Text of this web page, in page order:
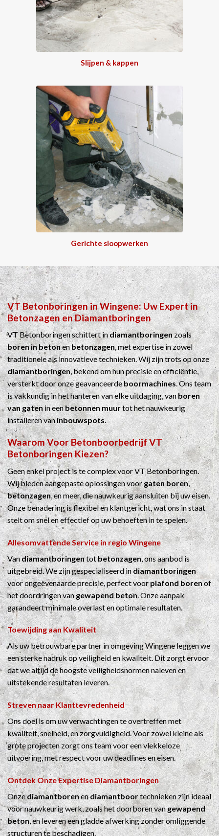
Slijpen & kappen
Gerichte sloopwerken
VT BetonboringeninWingene: Uw Expert in
BetonzagenenDiamantboringen
VT Betonboringen schittert indiamantboringenzoals
boren in betonenbetonzagen, met expertise in zowel
traditionele als innovatieve technieken. Wij zijn trots op onze
diamantboringen, bekend om hun precisie en efficiëntie,
versterkt door onze geavanceerdeboormachines. Ons team
is vakkundig in het hanteren van elke uitdaging, vanboren
van gatenin eenbetonnen muurtot het nauwkeurig
installeren vaninbouwspots.
Waarom VoorBetonboorbedrijfVT
Betonboringen Kiezen?
Geen enkel project is te complex voor VT Betonboringen.
Wij bieden aangepaste oplossingen voorgaten boren,
betonzagen, en meer, die nauwkeurig aansluiten bij uw eisen.
Onze benadering is flexibel en klantgericht, wat ons in staat
stelt om snel en effectief op uw behoeften in te spelen.
Allesomvattende Service in regio Wingene
Vandiamantboringentotbetonzagen, ons aanbod is
uitgebreid. We zijn gespecialiseerd indiamantboringen
voor ongeëvenaarde precisie, perfect voorplafond borenof
het doordringen vangewapend beton. Onze aanpak
garandeert minimale overlast en optimale resultaten.
Toewijding aan Kwaliteit
Als uw betrouwbare partner in omgeving Wingene leggen we
een sterke nadruk op veiligheid en kwaliteit. Dit zorgt ervoor
dat we altijd de hoogste veiligheidsnormen naleven en
uitstekende resultaten leveren.
Streven naar Klanttevredenheid
Ons doel is om uw verwachtingen te overtreffen met
kwaliteit, snelheid, en zorgvuldigheid. Voor zowel kleine als
grote projecten zorgt ons team voor een vlekkeloze
uitvoering, met respect voor uw deadlines en eisen.
Ontdek Onze ExpertiseDiamantboringen
Onzediamantborenendiamantboortechnieken zijn ideaal
voor nauwkeurig werk, zoals het doorboren vangewapend
beton, en leveren een gladde afwerking zonder omliggende
structuren te beschadigen.